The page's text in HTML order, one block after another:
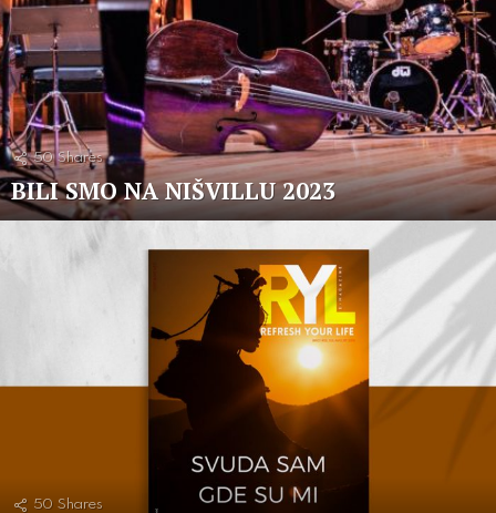
50 Shares
BILI SMO NA NIŠVILLU 2023
50 Shares